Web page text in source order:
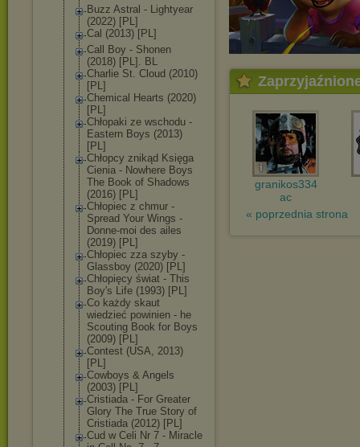
Buzz Astral - Lightyear
(2022) [PL]
Cal (2013) [PL]
Call Boy - Shonen
(2018) [PL]. BL
Charlie St. Cloud (2010)
[PL]
Chemical Hearts (2020)
[PL]
Chłopaki ze wschodu -
Eastern Boys (2013)
[PL]
Chłopcy znikąd Księga
Cienia - Nowhere Boys
The Book of Shadows
(2016) [PL]
Chłopiec z chmur -
Spread Your Wings -
Donne-moi des ailes
(2019) [PL]
Chłopiec zza szyby -
Glassboy (2020) [PL]
Chłopięcy świat - This
Boy's Life (1993) [PL]
Co każdy skaut
wiedzieć powinien - he
Scouting Book for Boys
(2009) [PL]
Contest (USA, 2013)
[PL]
Cowboys & Angels
(2003) [PL]
Cristiada - For Greater
Glory The True Story of
Cristiada (2012) [PL]
Cud w Celi Nr 7 - Miracle
granikos334
ac
« poprzednia strona